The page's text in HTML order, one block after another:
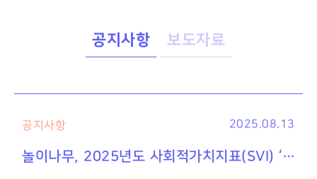
공지사항 보도자료
공지사항
놀이나무, 2025년도 사회적가치지표(SVI) ‘우수’ 등급 획득
2025.08.13